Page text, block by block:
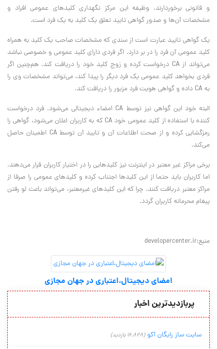
و قانونی برخوردارند. وظیفه این مرکز نگهداری کلیدهای عمومی افراد و
مشخصات آن‌ها و صدور گواهی تایید تعلق یک کلید به یک فرد است.
یک گواهی تایید عبارت است از سندی که مشخصات صاحب یک کلید به همراه
کلید عمومی آن فرد را در بر دارد. اگر فردی دارای کلید عمومی و خصوصی نباشد
می‌تواند از CA درخواست کرده و زوج کلید خود را دریافت کند. هم‌چنین اگر
فردی بخواهد کلید عمومی یک فرد دیگر را پیدا کند، می‌تواند مشخصات وی را
به CA داده و گواهی هویت فرد مزبور را دریافت کند.
البته خود این گواهی نیز توسط CA امضاء دیجیتالی می‌شود. فرد درخواست
کننده با استفاده از کلید عمومی خود CA که به کاربران اعلان می‌شود، گواهی را
رمزگشایی کرده و از صحت اطلاعات آن و تایید آن توسط CA اطمینان حاصل
می‌کند.
برخی مراکز غیر معتبر در اینترنت نیز کلیدهایی را در اختیار کاربران قرار می‌دهند.
اما کاربران باید حتما از این کلیدها اجتناب کرده و کلیدهای عمومی را صرفا از
مراکز معتبر دریافت کنند. چرا که این کلیدهای غیرمعتبر، می‌تواند باعث لو رفتن
پیغام محرمانه کاربران گردد.
منبع:developercenter.ir
امضای دیجیتال،اعتباری در جهان مجازی
پربازدیدترین اخبار
سایت ساز رایگان آکو (16,828 بازدید)